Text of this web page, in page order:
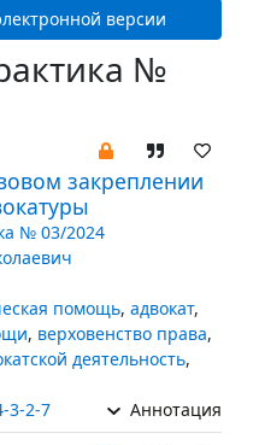
версии
№
закреплении
№ 03/2024
помощь, адвокат,
, верховенство права,
деятельность,
3-2-7 Аннотация